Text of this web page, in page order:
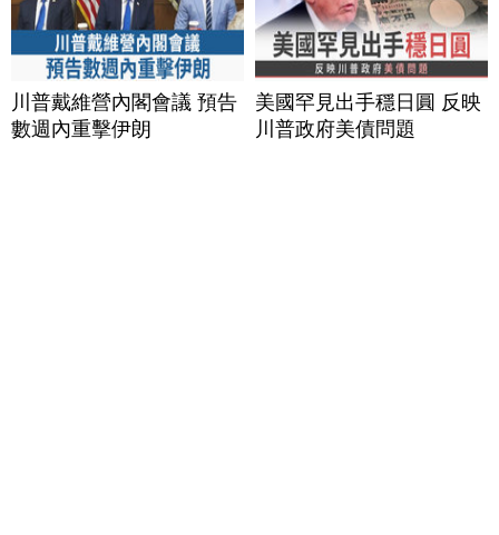
川普戴維營內閣會議 預告
數週內重擊伊朗
美國罕見出手穩日圓 反映
川普政府美債問題